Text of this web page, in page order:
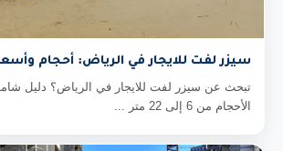
سيزر لفت للايجار في الرياض: أحجام
تبحث عن سيزر لفت للايجار في الرياض؟ دليل
الأحجام من 6 إلى 22 متر ...